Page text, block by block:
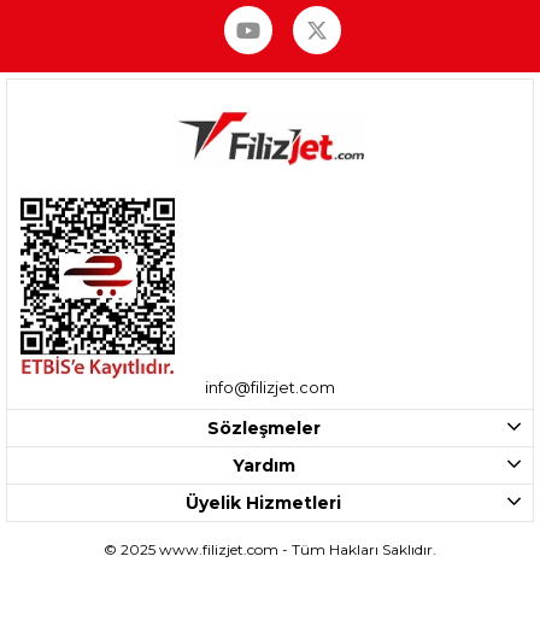
info@filizjet.com
Sözleşmeler
Yardım
Üyelik Hizmetleri
© 2025 www.filizjet.com - Tüm Hakları Saklıdır.